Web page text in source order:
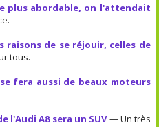
plus abordable, on l'attendait
raisons de se réjouir, celles de
tous.
fera aussi de beaux moteurs
l'Audi A8 sera un SUV— Un très